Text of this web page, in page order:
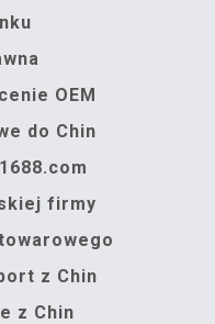
OEM
do Chin
firmy
z Chin
z Chin